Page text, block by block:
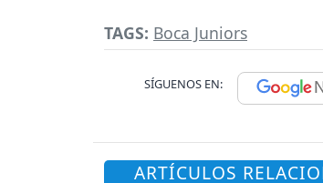
TAGS: Boca Juniors
SÍGUENOS EN:
ARTÍCULOS